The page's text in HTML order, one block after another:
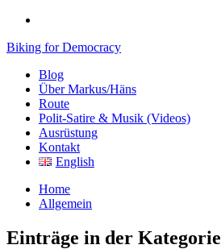
Biking for Democracy
Blog
Über Markus/Häns
Route
Polit-Satire & Musik (Videos)
Ausrüstung
Kontakt
English
Home
Allgemein
Einträge in der Kategorie